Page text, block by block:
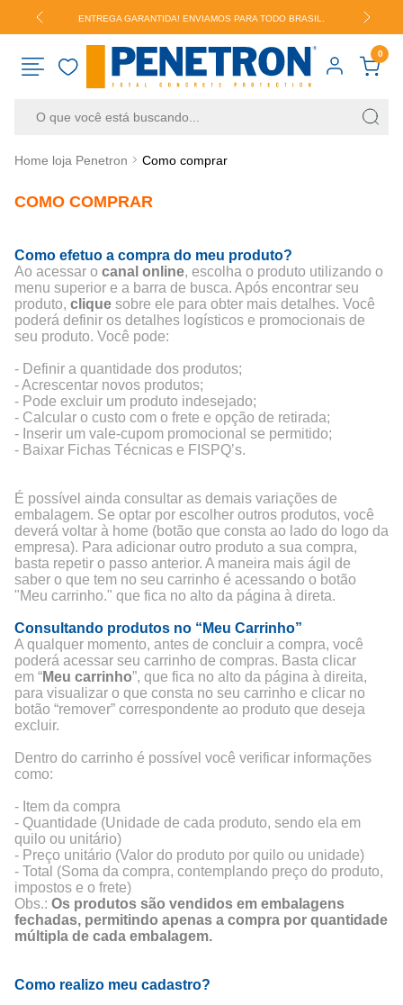
ENTREGA GARANTIDA! ENVIAMOS PARA TODO BRASIL.
0
RESULTADOS PARA SUA BUSCA
Home loja Penetron Como comprar
COMO COMPRAR
Como efetuo a compra do meu produto?
Ao acessar o canal online, escolha o produto utilizando o
menu superior e a barra de busca. Após encontrar seu
produto, clique sobre ele para obter mais detalhes. Você
poderá definir os detalhes logísticos e promocionais de
seu produto. Você pode:
- Definir a quantidade dos produtos;
- Acrescentar novos produtos;
- Pode excluir um produto indesejado;
- Calcular o custo com o frete e opção de retirada;
- Inserir um vale-cupom promocional se permitido;
- Baixar Fichas Técnicas e FISPQ’s.
É possível ainda consultar as demais variações de
embalagem. Se optar por escolher outros produtos, você
deverá voltar à home (botão que consta ao lado do logo da
empresa). Para adicionar outro produto a sua compra,
basta repetir o passo anterior. A maneira mais ágil de
saber o que tem no seu carrinho é acessando o botão
"Meu carrinho." que fica no alto da página à direta.
Consultando produtos no “Meu Carrinho”
A qualquer momento, antes de concluir a compra, você
poderá acessar seu carrinho de compras. Basta clicar
em “Meu carrinho”, que fica no alto da página à direita,
para visualizar o que consta no seu carrinho e clicar no
botão “remover” correspondente ao produto que deseja
excluir.
Dentro do carrinho é possível você verificar informações
como:
- Item da compra
- Quantidade (Unidade de cada produto, sendo ela em
quilo ou unitário)
- Preço unitário (Valor do produto por quilo ou unidade)
- Total (Soma da compra, contemplando preço do produto,
impostos e o frete)
Obs.: Os produtos são vendidos em embalagens
fechadas, permitindo apenas a compra por quantidade
múltipla de cada embalagem.
Como realizo meu cadastro?